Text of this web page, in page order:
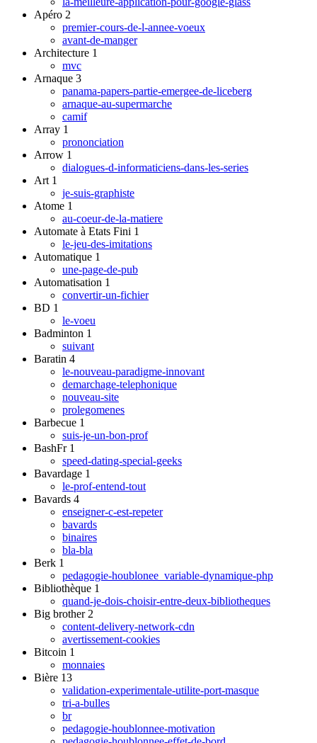
Apéro 2
premier-cours-de-l-annee-voeux
avant-de-manger
Architecture 1
mvc
Arnaque 3
panama-papers-partie-emergee-de-liceberg
arnaque-au-supermarche
camif
Array 1
prononciation
Arrow 1
dialogues-d-informaticiens-dans-les-series
Art 1
je-suis-graphiste
Atome 1
au-coeur-de-la-matiere
Automate à Etats Fini 1
le-jeu-des-imitations
Automatique 1
une-page-de-pub
Automatisation 1
convertir-un-fichier
BD 1
le-voeu
Badminton 1
suivant
Baratin 4
le-nouveau-paradigme-innovant
demarchage-telephonique
nouveau-site
prolegomenes
Barbecue 1
suis-je-un-bon-prof
BashFr 1
speed-dating-special-geeks
Bavardage 1
le-prof-entend-tout
Bavards 4
enseigner-c-est-repeter
bavards
binaires
bla-bla
Berk 1
pedagogie-houblonee_variable-dynamique-php
Bibliothèque 1
quand-je-dois-choisir-entre-deux-bibliotheques
Big brother 2
content-delivery-network-cdn
avertissement-cookies
Bitcoin 1
monnaies
Bière 13
validation-experimentale-utilite-port-masque
tri-a-bulles
br
pedagogie-houblonnee-motivation